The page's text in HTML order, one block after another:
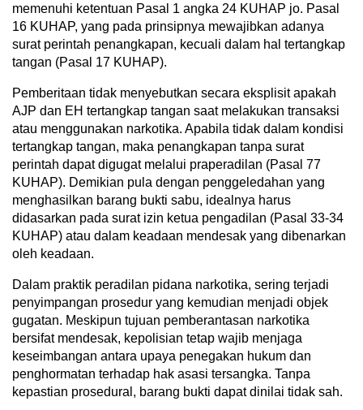
memenuhi ketentuan Pasal 1 angka 24 KUHAP jo. Pasal
16 KUHAP, yang pada prinsipnya mewajibkan adanya
surat perintah penangkapan, kecuali dalam hal tertangkap
tangan (Pasal 17 KUHAP).
Pemberitaan tidak menyebutkan secara eksplisit apakah
AJP dan EH tertangkap tangan saat melakukan transaksi
atau menggunakan narkotika. Apabila tidak dalam kondisi
tertangkap tangan, maka penangkapan tanpa surat
perintah dapat digugat melalui praperadilan (Pasal 77
KUHAP). Demikian pula dengan penggeledahan yang
menghasilkan barang bukti sabu, idealnya harus
didasarkan pada surat izin ketua pengadilan (Pasal 33-34
KUHAP) atau dalam keadaan mendesak yang dibenarkan
oleh keadaan.
Dalam praktik peradilan pidana narkotika, sering terjadi
penyimpangan prosedur yang kemudian menjadi objek
gugatan. Meskipun tujuan pemberantasan narkotika
bersifat mendesak, kepolisian tetap wajib menjaga
keseimbangan antara upaya penegakan hukum dan
penghormatan terhadap hak asasi tersangka. Tanpa
kepastian prosedural, barang bukti dapat dinilai tidak sah.